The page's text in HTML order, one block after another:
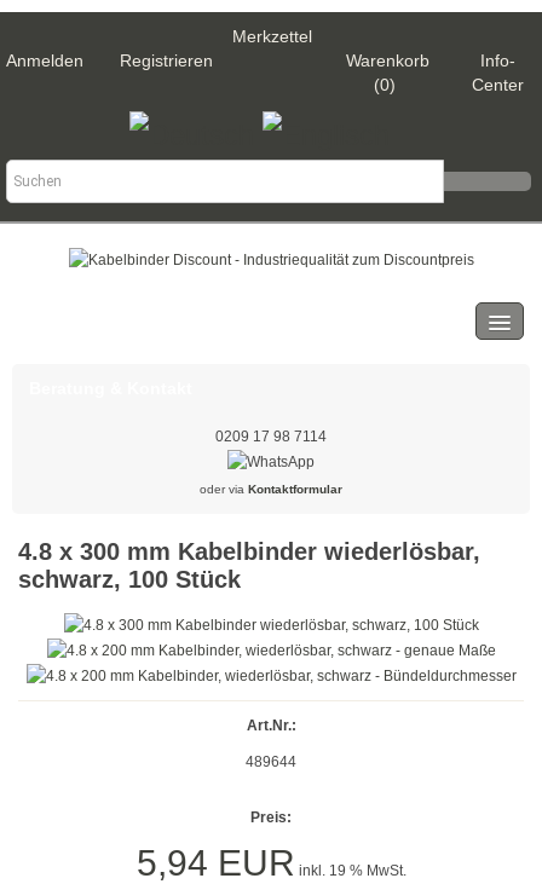
Anmelden Registrieren
Merkzettel
Warenkorb
(0)
Info-
Center
Gold
Farbig
Rot
0209 17 98 7114
oder via Kontaktformular
4.8 x 300 mm Kabelbinder wiederlösbar,
schwarz, 100 Stück
Art.Nr.:
489644
Preis:
5,94 EUR inkl. 19 % MwSt.